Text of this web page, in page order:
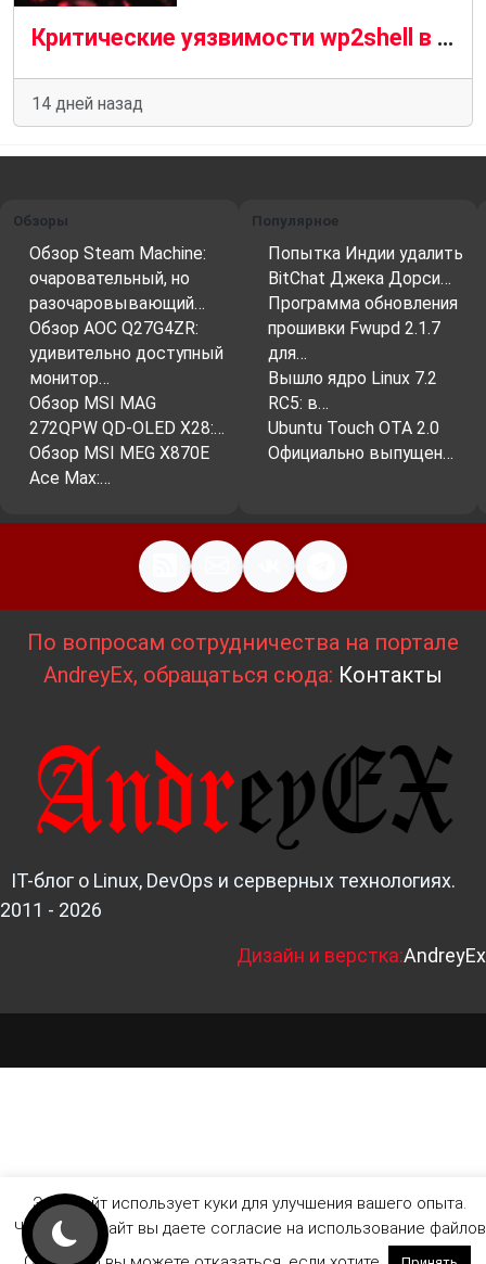
Критические уязвимости wp2shell в WordPress используются для установки веб-оболочек.
14 дней назад
Обзоры
Обзор Steam Machine:
очаровательный, но
разочаровывающий…
Обзор AOC Q27G4ZR:
удивительно доступный
монитор…
Обзор MSI MAG
272QPW QD-OLED X28:…
Обзор MSI MEG X870E
Ace Max:…
Популярное
Попытка Индии удалить
BitChat Джека Дорси…
Программа обновления
прошивки Fwupd 2.1.7
для…
Вышло ядро ​​Linux 7.2
RC5: в…
Ubuntu Touch OTA 2.0
Официально выпущен…
По вопросам сотрудничества на портале
AndreyEx, обращаться сюда: Контакты
IT-блог о Linux, DevOps и серверных технологиях.
2011 - 2026
Дизайн и верстка:AndreyEx
Этот сайт использует куки для улучшения вашего опыта.
Читая этот сайт вы даете согласие на использование файлов